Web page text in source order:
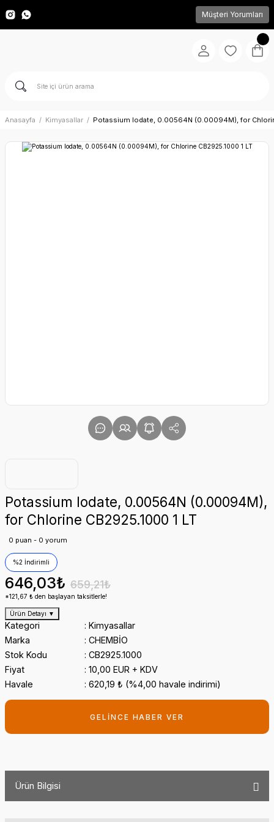
Müşteri Yorumları
Anasayfa Kimyasallar Potassium Iodate, 0.00564N (0.00094M), for
Potassium Iodate, 0.00564N (0.00094M),
for Chlorine CB2925.1000 1 LT
0 puan - 0 yorum
%2 İndirimli
646,03₺ 659,21₺
*121,67 ₺ den başlayan taksitlerle!
Ürün Detayı ▼
Kategori
Kimyasallar
Marka
CHEMBİO
Stok Kodu
CB2925.1000
Fiyat
10,00 EUR + KDV
Havale
620,19 ₺ (%4,00 havale indirimi)
GELİNCE HABER VER
Ürün Bilgisi